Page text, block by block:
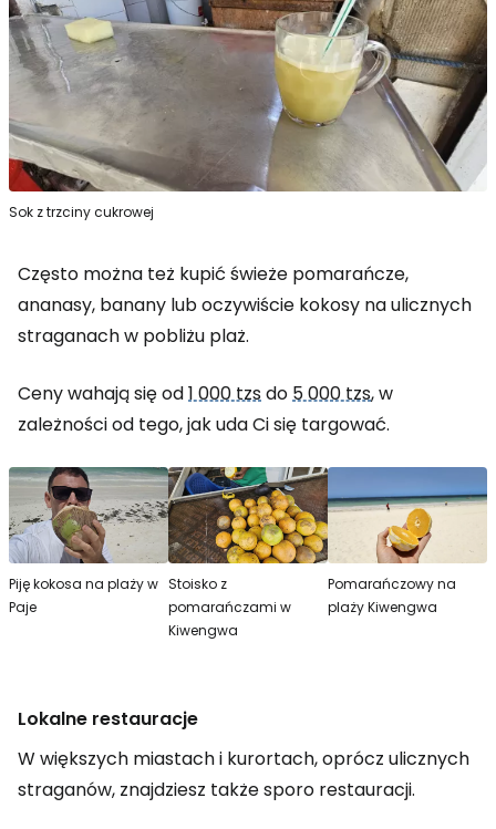
Sok z trzciny cukrowej
Często można też kupić świeże pomarańcze,
ananasy, banany lub oczywiście kokosy na ulicznych
straganach w pobliżu plaż.
Ceny wahają się od1 000 tzsdo5 000 tzs, w
zależności od tego, jak uda Ci się targować.
Piję kokosa na plaży w
Paje
Stoisko z
pomarańczami w
Kiwengwa
Pomarańczowy na
plaży Kiwengwa
Lokalne restauracje
W większych miastach i kurortach, oprócz ulicznych
straganów, znajdziesz także sporo restauracji.